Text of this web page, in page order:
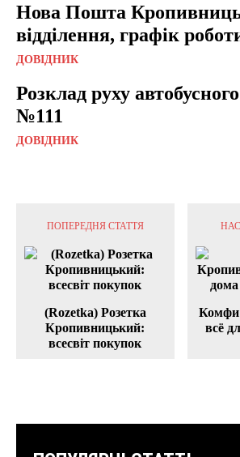
Нова Пошта
відділення, графік
ДОВІДНИК
Розклад руху
№111
ДОВІДНИК
ПОПЕРЕДНЯ СТАТТЯ
(Rozetka) Розетка
Кропивницький:
всесвіт покупок
Комфи
всё